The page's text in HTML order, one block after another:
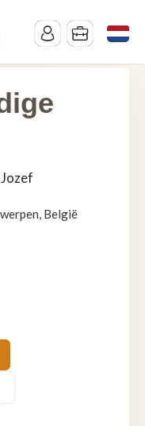
België